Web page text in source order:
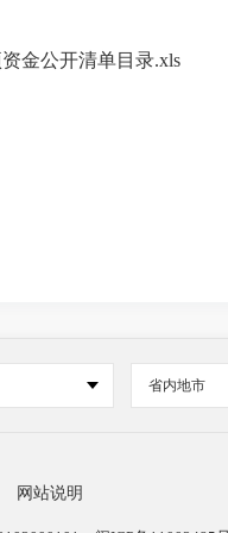
金公开清单目录.xls
省内地市
网站说明